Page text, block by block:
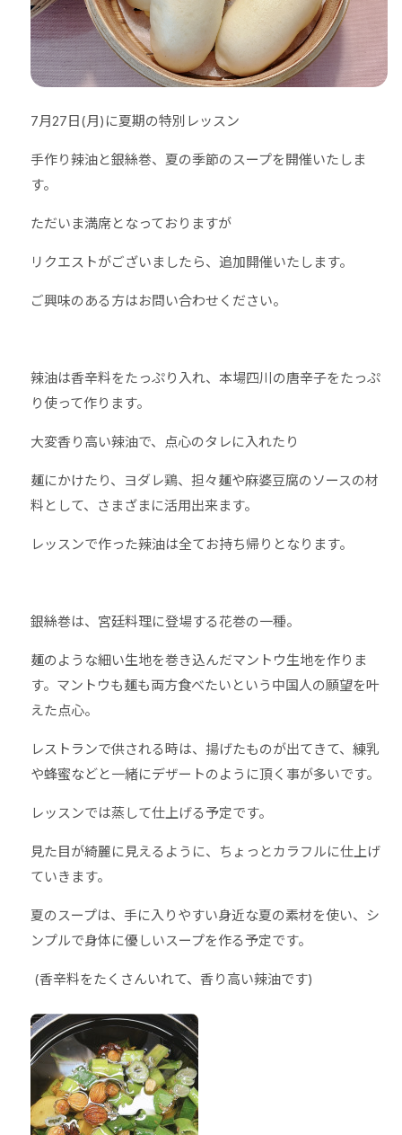
7月27日(月)に夏期の特別レッスン
手作り辣油と銀絲巻、夏の季節のスープを開催いたしま
す。
ただいま満席となっておりますが
リクエストがございましたら、追加開催いたします。
ご興味のある方はお問い合わせください。
辣油は香辛料をたっぷり入れ、本場四川の唐辛子をたっぷ
り使って作ります。
大変香り高い辣油で、点心のタレに入れたり
麺にかけたり、ヨダレ鶏、担々麺や麻婆豆腐のソースの材
料として、さまざまに活用出来ます。
レッスンで作った辣油は全てお持ち帰りとなります。
銀絲巻は、宮廷料理に登場する花巻の一種。
麺のような細い生地を巻き込んだマントウ生地を作りま
す。マントウも麺も両方食べたいという中国人の願望を叶
えた点心。
レストランで供される時は、揚げたものが出てきて、練乳
や蜂蜜などと一緒にデザートのように頂く事が多いです。
レッスンでは蒸して仕上げる予定です。
見た目が綺麗に見えるように、ちょっとカラフルに仕上げ
ていきます。
夏のスープは、手に入りやすい身近な夏の素材を使い、シ
ンプルで身体に優しいスープを作る予定です。
(香辛料をたくさんいれて、香り高い辣油です)